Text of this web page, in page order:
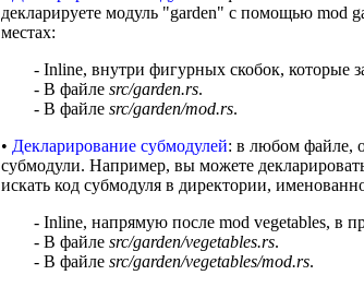
декларируете модуль "garden" с помощью mod
местах:
- Inline, внутри фигурных скобок, которые
- В файле src/garden.rs.
- В файле src/garden/mod.rs.
• Декларирование субмодулей: в любом файле,
субмодули. Например, вы можете
искать код субмодуля в директории,
- Inline, напрямую после mod vegetables, в
- В файле src/garden/vegetables.rs.
- В файле src/garden/vegetables/mod.rs.